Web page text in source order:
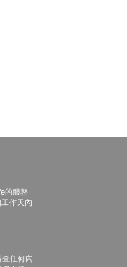
的服務
作天內
任何內